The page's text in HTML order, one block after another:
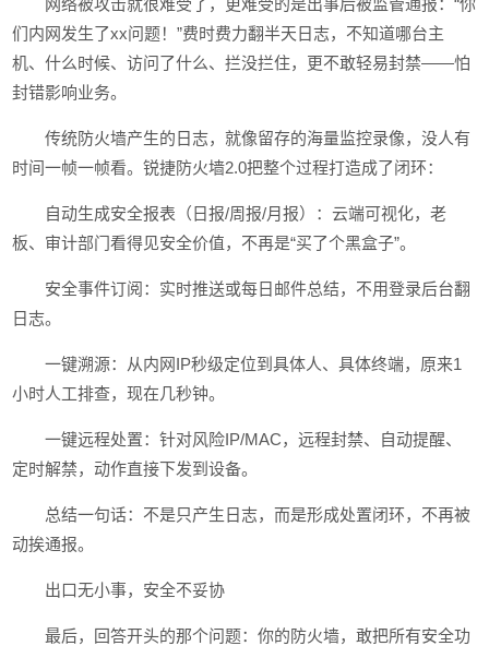
网络被攻击就很难受了，更难受的是出事后被监管通报：“你
们内网发生了xx问题！”费时费力翻半天日志，不知道哪台主
机、什么时候、访问了什么、拦没拦住，更不敢轻易封禁——怕
封错影响业务。
传统防火墙产生的日志，就像留存的海量监控录像，没人有
时间一帧一帧看。锐捷防火墙2.0把整个过程打造成了闭环：
自动生成安全报表（日报/周报/月报）：云端可视化，老
板、审计部门看得见安全价值，不再是“买了个黑盒子”。
安全事件订阅：实时推送或每日邮件总结，不用登录后台翻
日志。
一键溯源：从内网IP秒级定位到具体人、具体终端，原来1
小时人工排查，现在几秒钟。
一键远程处置：针对风险IP/MAC，远程封禁、自动提醒、
定时解禁，动作直接下发到设备。
总结一句话：不是只产生日志，而是形成处置闭环，不再被
动挨通报。
出口无小事，安全不妥协
最后，回答开头的那个问题：你的防火墙，敢把所有安全功